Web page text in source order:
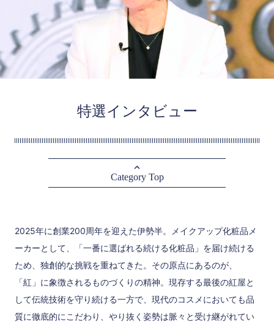
特選インタビュー
Category Top
2025年に創業200周年を迎えた伊勢半。メイクアップ化粧品メ
ーカーとして、「一番に選ばれる続ける化粧品」を届け続ける
ため、独創的な挑戦を重ねてきた。その原点にあるのが、
「紅」に象徴されるものづくりの精神。現存する最後の紅屋と
して伝統技術を守り続ける一方で、現代のコスメにおいても品
質に徹底的にこだわり、やり抜く姿勢は脈々と受け継がれてい